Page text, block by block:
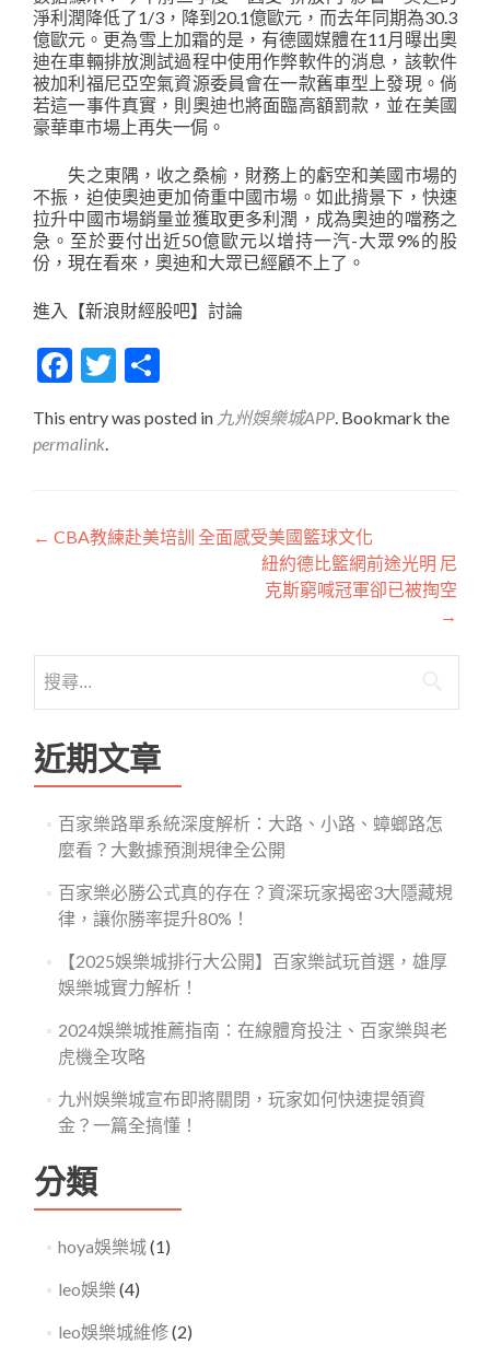
淨利潤降低了1/3，降到20.1億歐元，而去年同期為30.3
億歐元。更為雪上加霜的是，有德國媒體在11月曝出奧
迪在車輛排放測試過程中使用作弊軟件的消息，該軟件
被加利福尼亞空氣資源委員會在一款舊車型上發現。倘
若這一事件真實，則奧迪也將面臨高額罰款，並在美國
豪華車市場上再失一侷。
失之東隅，收之桑榆，財務上的虧空和美國市場的
不振，迫使奧迪更加倚重中國市場。如此揹景下，快速
拉升中國市場銷量並獲取更多利潤，成為奧迪的噹務之
急。至於要付出近50億歐元以增持一汽-大眾9%的股
份，現在看來，奧迪和大眾已經顧不上了。
進入【新浪財經股吧】討論
Facebook
Twitter
This entry was posted in 九州娛樂城APP. Bookmark the
permalink.
文
覽
← CBA教練赴美培訓 全面感受美國籃球文化
紐約德比籃網前途光明 尼
克斯窮喊冠軍卻已被掏空
→
尋
鍵
字:
近期文章
百家樂路單系統深度解析：大路、小路、蟑螂路怎
麼看？大數據預測規律全公開
百家樂必勝公式真的存在？資深玩家揭密3大隱藏規
律，讓你勝率提升80%！
【2025娛樂城排行大公開】百家樂試玩首選，雄厚
娛樂城實力解析！
2024娛樂城推薦指南：在線體育投注、百家樂與老
虎機全攻略
九州娛樂城宣布即將關閉，玩家如何快速提領資
金？一篇全搞懂！
分類
hoya娛樂城(1)
leo娛樂 (4)
leo娛樂城維修(2)